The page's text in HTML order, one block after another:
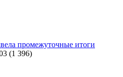
промежуточные итоги
(1 396)